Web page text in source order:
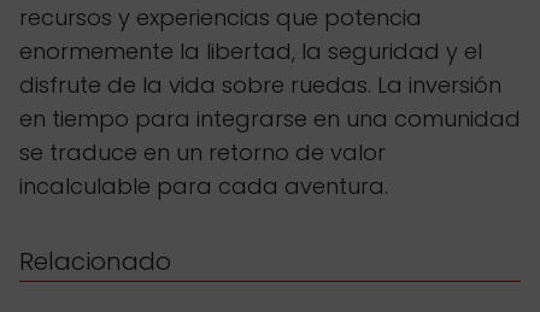
recursos y experiencias que potencia
enormemente la libertad, la seguridad y el
disfrute de la vida sobre ruedas. La inversión
en tiempo para integrarse en una comunidad
se traduce en un retorno de valor
incalculable para cada aventura.
Relacionado